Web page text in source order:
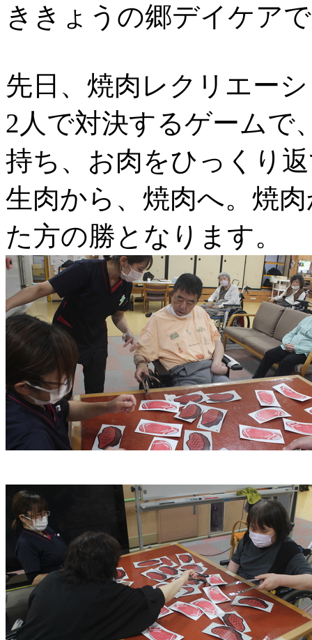
ききょうの郷デイケア
先日、焼肉レクリエー
2人で対決するゲームで
持ち、お肉をひっくり
生肉から、焼肉へ。焼
た方の勝となります。